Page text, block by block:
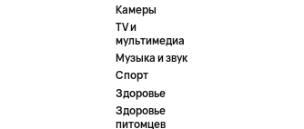
Камеры
TV и
мультимедиа
Музыка и звук
Спорт
Здоровье
Здоровье
питомцев